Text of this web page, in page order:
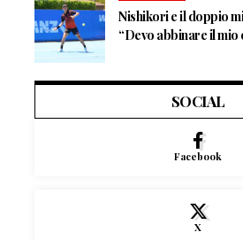
Nishikori e il doppio
“Devo abbinare il mio
SOCIAL
Facebook
X